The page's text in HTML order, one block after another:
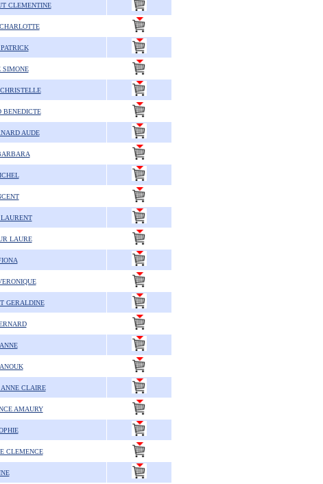
CLEMENTINE
SIMONE
BENEDICTE
AUDE
LAURE
GERALDINE
CLAIRE
AMAURY
CLEMENCE